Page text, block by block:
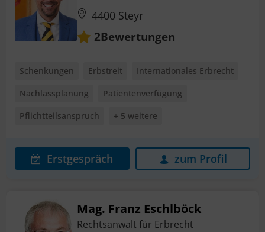
4400 Steyr
2Bewertungen
Schenkungen Erbstreit
Internationales Erbrecht
Nachlassplanung
Patientenverfügung
Pflichtteilsanspruch
+ 5 weitere
Erstgespräch zum Profil
Mag. Franz Eschlböck
Rechtsanwalt für Erbrecht